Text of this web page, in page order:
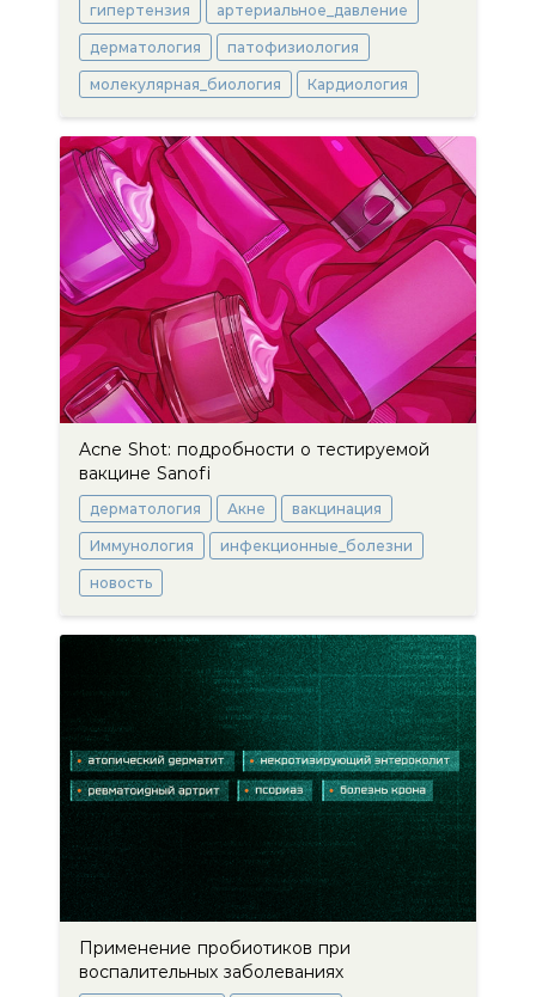
гипертензия артериальное_давление
дерматология патофизиология
молекулярная_биология Кардиология
Acne Shot: подробности о тестируемой
вакцине Sanofi
дерматология Акне вакцинация
Иммунология инфекционные_болезни
новость
Применение пробиотиков при
воспалительных заболеваниях